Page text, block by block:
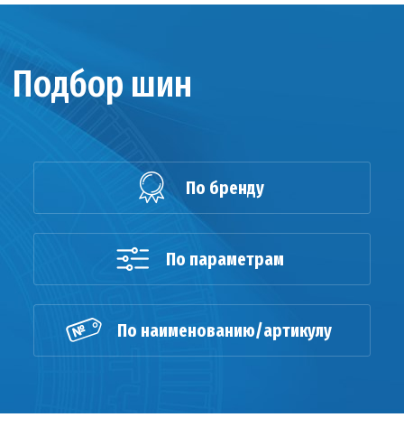
Подбор шин
По бренду
По параметрам
По наименованию/артикулу